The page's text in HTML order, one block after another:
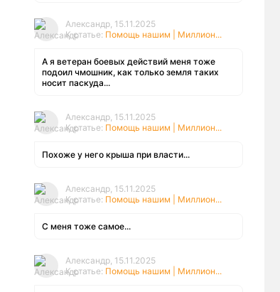
Александр, 15.11.2025
К статье: Помощь нашим | Миллион...
А я ветеран боевых действий меня тоже
подоил чмошник, как только земля таких
носит паскуда...
Александр, 15.11.2025
К статье: Помощь нашим | Миллион...
Похоже у него крыша при власти...
Александр, 15.11.2025
К статье: Помощь нашим | Миллион...
С меня тоже самое...
Александр, 15.11.2025
К статье: Помощь нашим | Миллион...